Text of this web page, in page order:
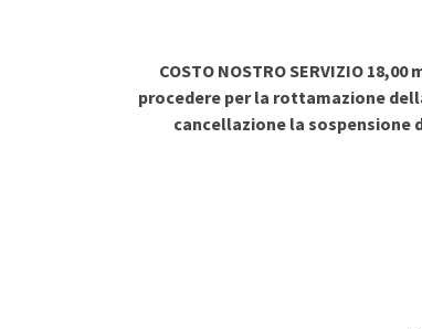
COSTO NOSTRO SERVIZIO
procedere per la rottamazione
cancellazione la sospensione